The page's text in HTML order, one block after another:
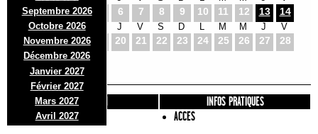
Septembre 2026
Octobre 2026
Novembre 2026
Décembre 2026
Janvier 2027
Février 2027
Mars 2027
Avril 2027
2 3 4 6 7 8 9 10 11 12 13 14
D
16
L
17
M
18
J
20
V
21
S
22
D
23 24
M
25
M
26
J
27
V
28
D
30
L
31
PRÉSENTATION
INFOS PRATIQUES
ACCES